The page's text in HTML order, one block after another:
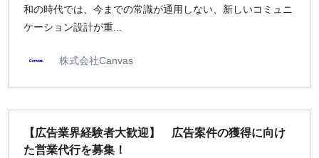
和の時代では、今までの常識が通用しない、新しいコミュニ
ケーション設計が重...
株式会社Canvas
【広告業界経験者大歓迎】 広告案件の獲得に向け
た営業代行を募集！